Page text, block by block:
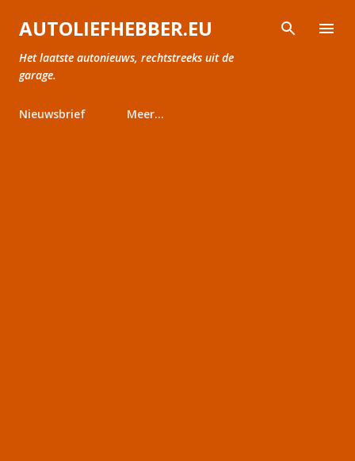
Doorgaan naar hoofdcontent
AUTOLIEFHEBBER.EU
Het laatste autonieuws, rechtstreeks uit de
garage.
Nieuwsbrief Meer…